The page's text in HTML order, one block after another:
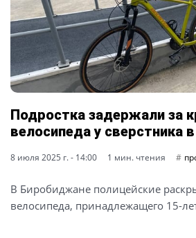
Подростка задержали за
велосипеда у сверстника
8 июля 2025 г. - 14:00 1 мин. чтения
В Биробиджане полицейские
велосипеда, принадлежащего 15-